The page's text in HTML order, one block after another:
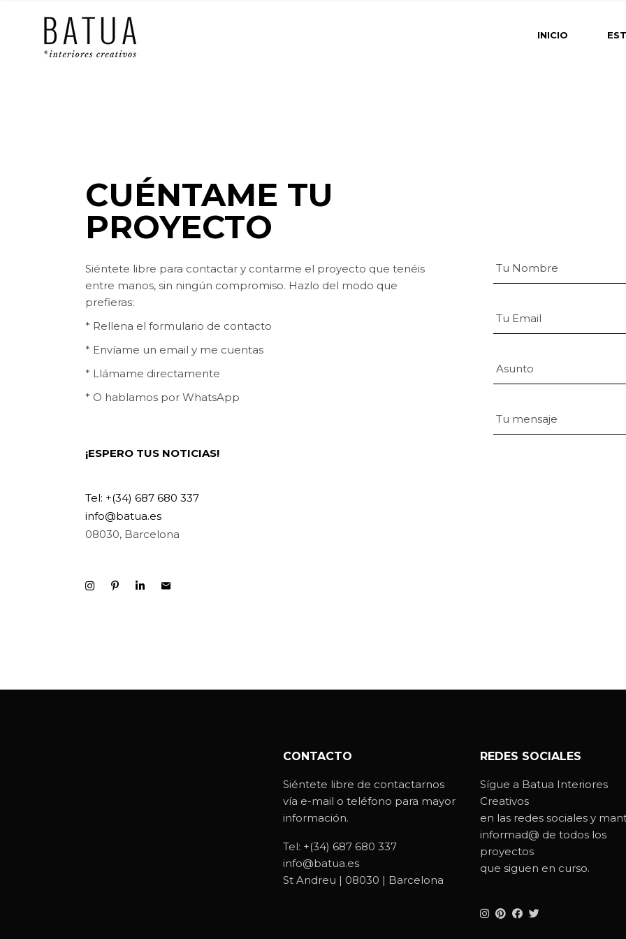
INICIO
CUÉNTAME TU
PROYECTO
Siéntete libre para contactar y contarme el proyecto que tenéis
entre manos, sin ningún compromiso. Hazlo del modo que
prefieras:
* Rellena el formulario de contacto
* Envíame un email y me cuentas
* Llámame directamente
* O hablamos por WhatsApp
¡ESPERO TUS NOTICIAS!
Tel: +(34) 687 680 337
info@batua.es
08030, Barcelona
CONTACTO
Siéntete libre de contactarnos
vía e-mail o teléfono para mayor
información.
Tel: +(34) 687 680 337
info@batua.es
St Andreu | 08030 | Barcelona
REDES SOCIALES
Sígue a Batua Interiores
Creativos
en las redes sociales y
informad@ de todos los
proyectos
que siguen en curso.